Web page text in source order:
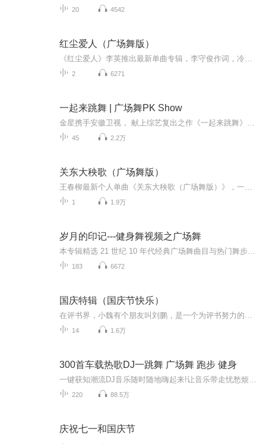
20 4542
红尘爱人（广场舞版）
2 6271
一起来跳舞 | 广场舞PK Show
45 2.2万
关东大秧歌（广场舞版）
1 1.9万
岁月的印记---健身舞视频之广场舞
183 6672
国庆特辑（国庆节快乐）
14 1.6万
300首车载热歌DJ一跳舞 广场舞 跑步 健身
220 88.5万
庆祝七一和国庆节